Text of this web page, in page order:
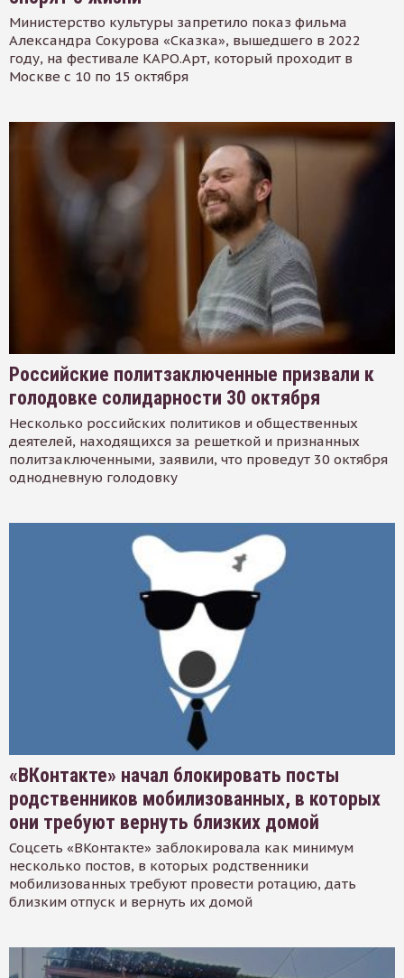
Министерство культуры запретило показ фильма
Александра Сокурова «Сказка», вышедшего в 2022
году, на фестивале КАРО.Арт, который проходит в
Москве с 10 по 15 октября
Российские политзаключенные призвали к
голодовке солидарности 30 октября
Несколько российских политиков и общественных
деятелей, находящихся за решеткой и признанных
политзаключенными, заявили, что проведут 30 октября
однодневную голодовку
«ВКонтакте» начал блокировать посты
родственников мобилизованных, в которых
они требуют вернуть близких домой
Соцсеть «ВКонтакте» заблокировала как минимум
несколько постов, в которых родственники
мобилизованных требуют провести ротацию, дать
близким отпуск и вернуть их домой